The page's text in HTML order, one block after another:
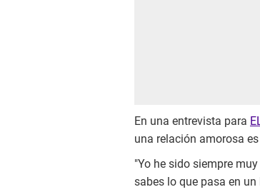
En una entrevista para
una relación amorosa
"Yo he sido siempre
sabes lo que pasa en